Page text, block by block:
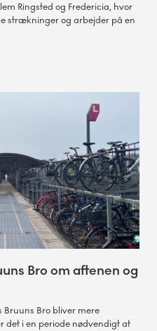
Ringsted og Fredericia, hvor
strækninger og arbejder på en
Bro om aftenen og
Bruuns Bro bliver mere
det i en periode nødvendigt at